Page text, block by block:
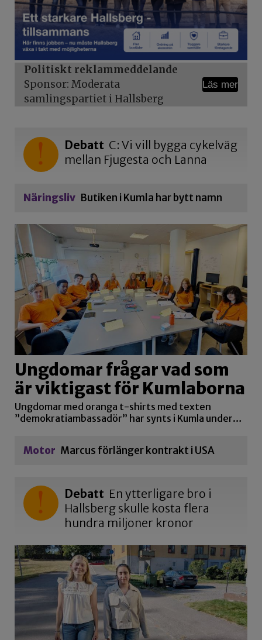
Politiskt reklammeddelande
Sponsor: Moderata
samlingspartiet i Hallsberg
Läs mer
Debatt C: Vi vill bygga cykelväg
mellan Fjugesta och Lanna
Näringsliv Butiken i Kumla har bytt namn
Ungdomar frågar vad som
är viktigast för Kumlaborna
Ungdomar med oranga t-shirts med texten
”demokratiambassadör” har synts i Kumla under…
Motor Marcus förlänger kontrakt i USA
Debatt En ytterligare bro i
Hallsberg skulle kosta flera
hundra miljoner kronor